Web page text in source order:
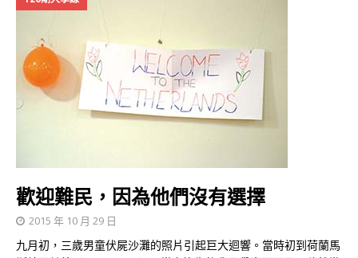
歡迎難民，因為他們沒有選擇
2015 年 10 月 29 日
九月初，三歲男童伏屍沙灘的照片引起巨大迴響。當時初到荷蘭馬